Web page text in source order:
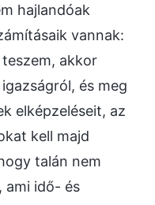
hajlandóak
vannak:
akkor
és meg
elképzeléseit, az
kell majd
talán nem
ami idő- és